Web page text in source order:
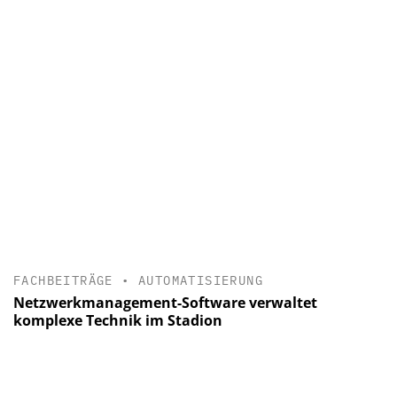
FACHBEITRÄGE •AUTOMATISIERUNG
Netzwerkmanagement-Software verwaltet
komplexe Technik im Stadion